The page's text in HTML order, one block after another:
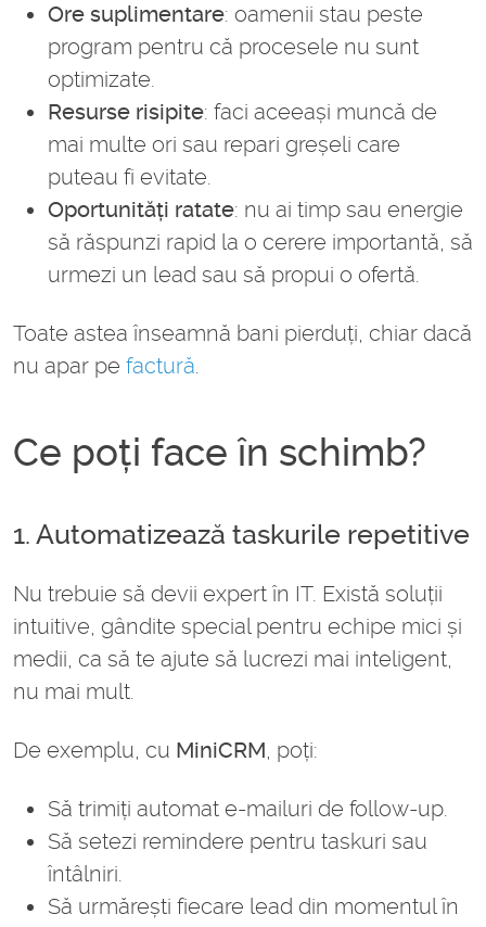
Ore suplimentare: oamenii stau peste
program pentru că procesele nu sunt
optimizate.
Resurse risipite: faci aceeași muncă de
mai multe ori sau repari greșeli care
puteau fi evitate.
Oportunități ratate: nu ai timp sau energie
să răspunzi rapid la o cerere importantă, să
urmezi un lead sau să propui o ofertă.
Toate astea înseamnă bani pierduți, chiar dacă
nu apar pe factură.
Ce poți face în schimb?
1. Automatizează taskurile repetitive
Nu trebuie să devii expert în IT. Există soluții
intuitive, gândite special pentru echipe mici și
medii, ca să te ajute să lucrezi mai inteligent,
nu mai mult.
De exemplu, cu MiniCRM, poți:
Să trimiți automat e-mailuri de follow-up.
Să setezi remindere pentru taskuri sau
întâlniri.
Să urmărești fiecare lead din momentul în